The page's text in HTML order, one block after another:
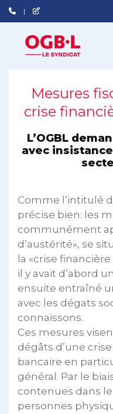
Mesures
crise
L’OGBL
avec
Comme l’intitulé
précise bien: les
communément
d’austérité», se
la «crise
il y avait d’abord
ensuite entraîné
avec les dégats
connaissons.
Ces mesures
dégâts d’une
bancaire en
général. Par le
contenues dans le
personnes